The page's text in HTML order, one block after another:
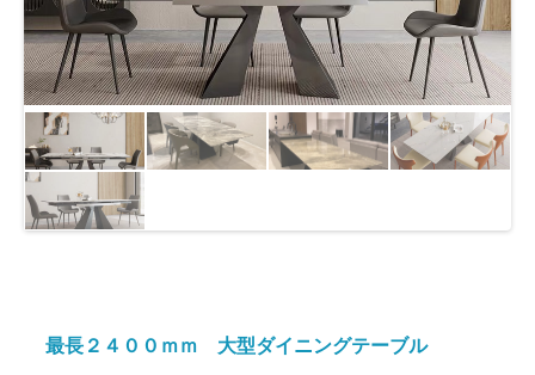
え
最長２４００ｍｍ 大型ダイニングテーブル